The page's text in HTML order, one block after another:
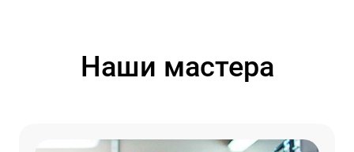
Наши мастера